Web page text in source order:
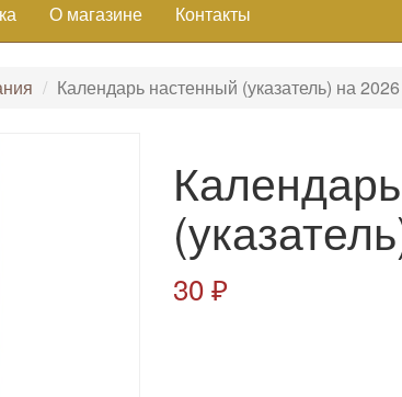
О магазине Контакты
Календарь настенный (указатель) на 2026
30 ₽